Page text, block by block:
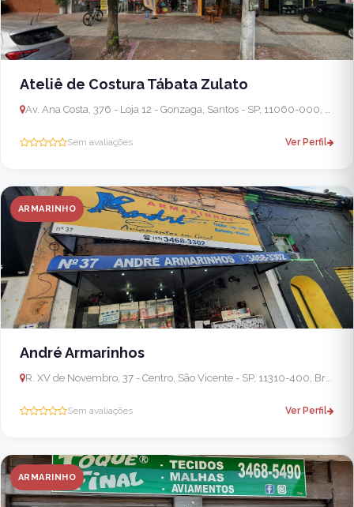
Ateliê de Costura Tábata Zulato
Av. Ana Costa, 376 - Loja 12 - Gonzaga, Santos - SP, 11060-000, Brasil
Sem avaliações Ver Perfil
ARMARINHO
André Armarinhos
R. XV de Novembro, 37 - Centro, São Vicente - SP, 11310-400, Brasil
Sem avaliações Ver Perfil
ARMARINHO